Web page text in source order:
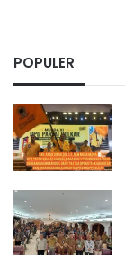
POPULER